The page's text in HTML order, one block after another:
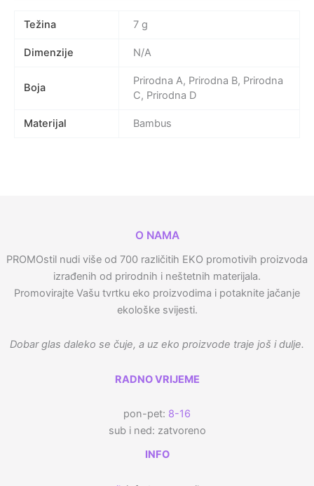
Težina 7 g
Dimenzije N/A
Boja
Prirodna A, Prirodna B, Prirodna
C, Prirodna D
Materijal Bambus
O NAMA
PROMOstil nudi više od 700 različitih EKO promotivih proizvoda
izrađenih od prirodnih i neštetnih materijala.
Promovirajte Vašu tvrtku eko proizvodima i potaknite jačanje
ekološke svijesti.
Dobar glas daleko se čuje, a uz eko proizvode traje još i dulje.
RADNO VRIJEME
pon-pet: 8-16
sub i ned: zatvoreno
INFO